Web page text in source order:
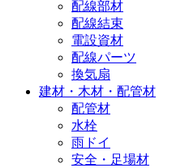
配線部材
配線結束
電設資材
配線パーツ
換気扇
建材・木材・配管材
配管材
水栓
雨ドイ
安全・足場材